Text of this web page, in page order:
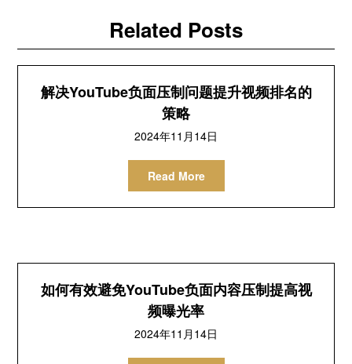
Related Posts
解决YouTube负面压制问题提升视频排名的
策略
2024年11月14日
Read More
如何有效避免YouTube负面内容压制提高视
频曝光率
2024年11月14日